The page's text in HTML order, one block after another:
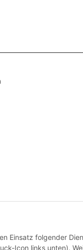
Einsatz folgender
Icon links unten).